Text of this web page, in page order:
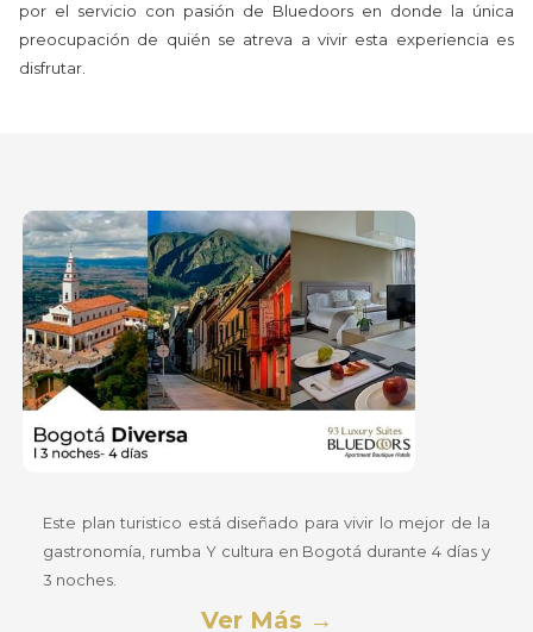
por el servicio con pasión de Bluedoors en donde la única
preocupación de quién se atreva a vivir esta experiencia es
disfrutar.
Este plan turistico está diseñado para vivir lo mejor de la
gastronomía, rumba Y cultura en Bogotá durante 4 días y
3 noches.
Ver Más